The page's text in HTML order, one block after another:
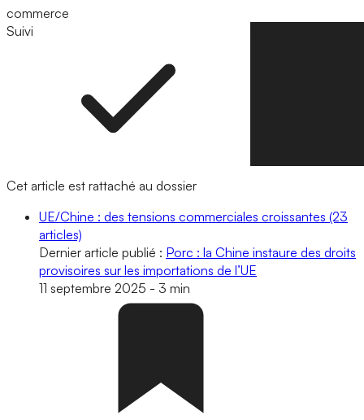
commerce
Suivi
Cet article est rattaché au dossier
UE/Chine : des tensions commerciales croissantes (23
articles)
Dernier article publié : Porc : la Chine instaure des droits
provisoires sur les importations de l’UE
11 septembre 2025 - 3 min